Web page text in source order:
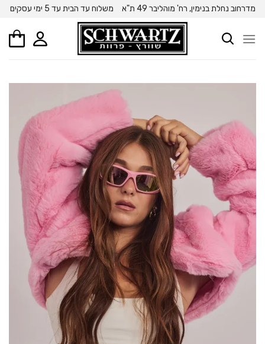
Skip
content
מדרחוב נחלת בנימין, רח' מוהליבר 49 ת"א משלוח עד הבית עד 5 ימי עסקים